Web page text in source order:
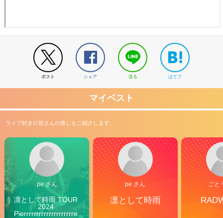
ポスト シェア 送る はてブ
マイベスト
ライブ好きの皆さんの推しをご紹介します。
pe さん
凛として時雨 TOUR
2024
Pierrrrrrrrrrrrrrrrrrrre
pe さん
凛として時雨
ごと